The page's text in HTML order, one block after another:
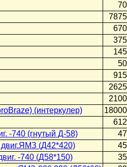
(интеркулер)
-740 (гнутый Д-58)
двиг.ЯМЗ (Д42*420)
-740 (Д58*150)